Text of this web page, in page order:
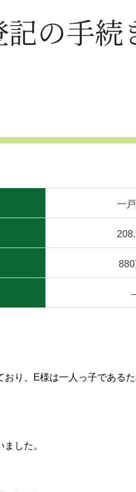
一
880
り、E様は一人っ子である
した。